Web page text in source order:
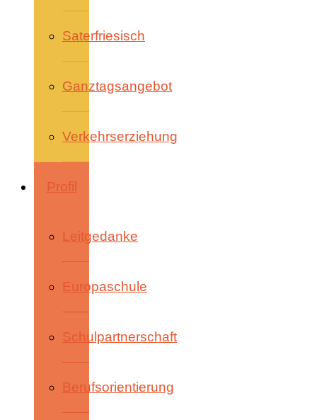
Saterfriesisch
Ganztagsangebot
Verkehrserziehung
Profil
Leitgedanke
Europaschule
Schulpartnerschaft
Berufsorientierung